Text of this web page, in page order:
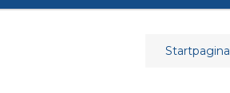
Startpagina